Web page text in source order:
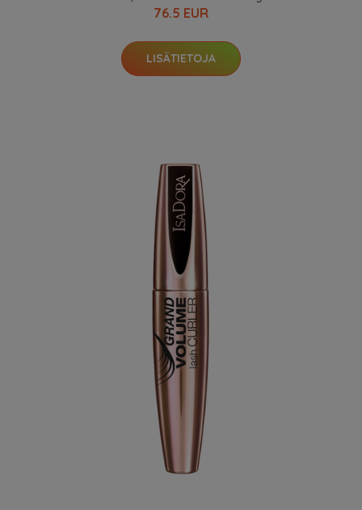
76.5 EUR
LISÄTIETOJA